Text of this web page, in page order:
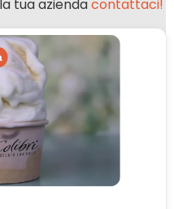
tua aziendacontattaci!